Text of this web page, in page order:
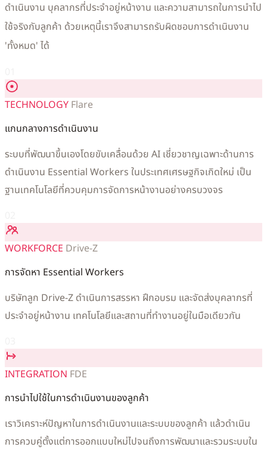
ดำเนินงาน บุคลากรที่ประจำอยู่หน้างาน และความสามารถในการนำไป
ใช้จริงกับลูกค้า ด้วยเหตุนี้เราจึงสามารถรับผิดชอบการดำเนินงาน
'ทั้งหมด' ได้
TECHNOLOGY Flare
แกนกลางการดำเนินงาน
ระบบที่พัฒนาขึ้นเองโดยขับเคลื่อนด้วย AI เชี่ยวชาญเฉพาะด้านการ
ดำเนินงาน Essential Workers ในประเทศเศรษฐกิจเกิดใหม่ เป็น
ฐานเทคโนโลยีที่ควบคุมการจัดการหน้างานอย่างครบวงจร
WORKFORCE Drive-Z
การจัดหา Essential Workers
บริษัทลูก Drive-Z ดำเนินการสรรหา ฝึกอบรม และจัดส่งบุคลากรที่
ประจำอยู่หน้างาน เทคโนโลยีและสถานที่ทำงานอยู่ในมือเดียวกัน
INTEGRATION FDE
การนำไปใช้ในการดำเนินงานของลูกค้า
เราวิเคราะห์ปัญหาในการดำเนินงานและระบบของลูกค้า แล้วดำเนิน
การควบคู่ตั้งแต่การออกแบบใหม่ไปจนถึงการพัฒนาและรวมระบบใน